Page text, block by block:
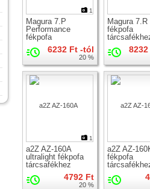
1
Magura 7.P
Performance
fékpofa
tárcsafékhez
6232 Ft -tól
20 %
Magura 7.R
fékpofa
1
a2Z AZ-160A
ultralight fékpofa
tárcsafékhez
4792 Ft
20 %
a2Z AZ-
fékpofa